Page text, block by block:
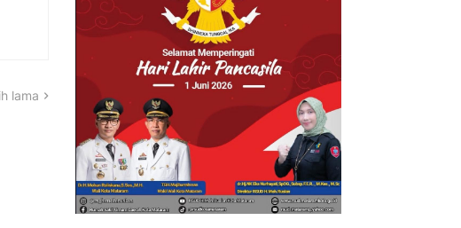
lama